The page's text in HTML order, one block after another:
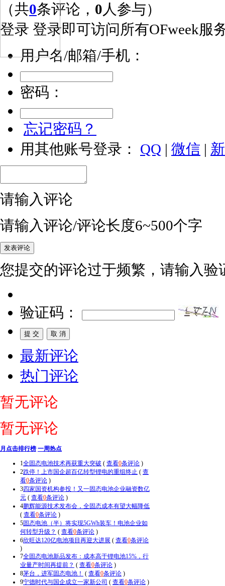
（共0条评论， 0 人参与）
登录 登录即可访问所有OFweek服
用户名/邮箱/手机：
密码：
忘记密码？
用其他账号登录： QQ | 微信 |
请输入评论
请输入评论/评论长度6~500个字
您提交的评论过于频繁，请输入验
验证码：
最新评论
热门评论
暂无评论
暂无评论
月点击排行榜 一周热点
1全固态电池技术再获重大突破 ( 查看0条评论 )
2跌停！上市国企超百亿转型锂电的重组终止 ( 查
看0条评论 )
3四家国资机构参投！又一固态电池企业融资数亿
元 ( 查看0条评论 )
4鹏辉能源技术发布会，全固态成本有望大幅降低
( 查看0条评论 )
5固态电池（半）将实现5GWh装车！电池企业如
何转型升级？ ( 查看0条评论 )
6欣旺达120亿电池项目再迎大进展 ( 查看0条评论
)
7全固态电池新品发布：成本高于锂电池15%，行
业量产时间再提前？ ( 查看0条评论 )
8茅台，进军固态电池！ ( 查看0条评论 )
9宁德时代与国企成立一家新公司 ( 查看0条评论 )